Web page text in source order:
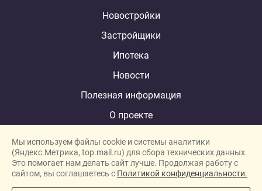
Новостройки
Застройщики
Ипотека
Новости
Полезная информация
О проекте
New homes in Dubai
New homes in London
Мы используем файлы cookie и системы аналитики
(Яндекс.Метрика, top.mail.ru) для сбора технических данных.
Это помогает нам делать сайт лучше. Продолжая работу с
сайтом, вы соглашаетесь с Политикой конфиденциальности.